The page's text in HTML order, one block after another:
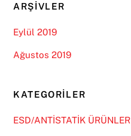
ARŞIVLER
Eylül 2019
Ağustos 2019
KATEGORILER
ESD/ANTİSTATİK ÜRÜNLER